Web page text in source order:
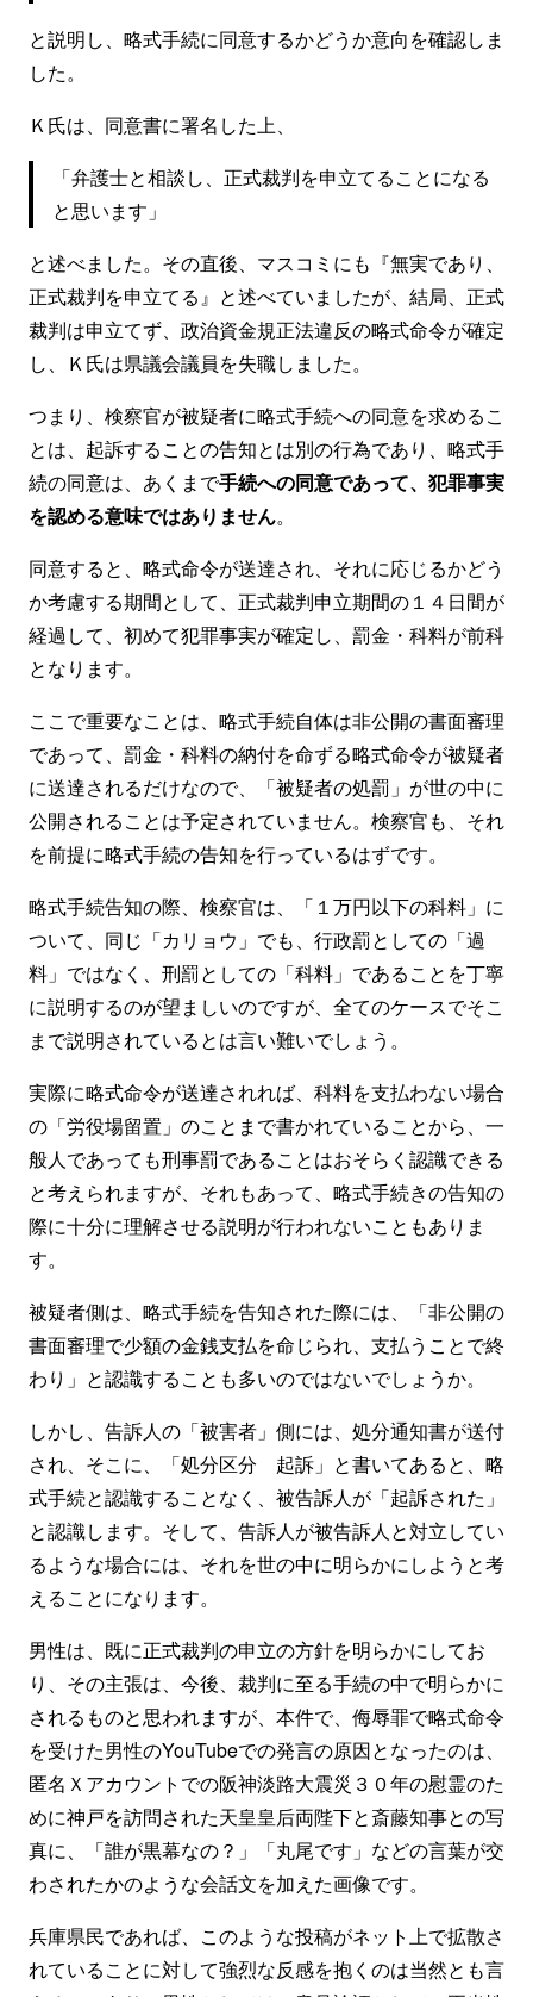
と説明し、略式手続に同意するかどうか意向を確認しま
した。
Ｋ氏は、同意書に署名した上、
「弁護士と相談し、正式裁判を申立てることになる
と思います」
と述べました。その直後、マスコミにも『無実であり、
正式裁判を申立てる』と述べていましたが、結局、正式
裁判は申立てず、政治資金規正法違反の略式命令が確定
し、Ｋ氏は県議会議員を失職しました。
つまり、検察官が被疑者に略式手続への同意を求めるこ
とは、起訴することの告知とは別の行為であり、略式手
続の同意は、あくまで手続への同意であって、犯罪事実
を認める意味ではありません。
同意すると、略式命令が送達され、それに応じるかどう
か考慮する期間として、正式裁判申立期間の１４日間が
経過して、初めて犯罪事実が確定し、罰金・科料が前科
となります。
ここで重要なことは、略式手続自体は非公開の書面審理
であって、罰金・科料の納付を命ずる略式命令が被疑者
に送達されるだけなので、「被疑者の処罰」が世の中に
公開されることは予定されていません。検察官も、それ
を前提に略式手続の告知を行っているはずです。
略式手続告知の際、検察官は、「１万円以下の科料」に
ついて、同じ「カリョウ」でも、行政罰としての「過
料」ではなく、刑罰としての「科料」であることを丁寧
に説明するのが望ましいのですが、全てのケースでそこ
まで説明されているとは言い難いでしょう。
実際に略式命令が送達されれば、科料を支払わない場合
の「労役場留置」のことまで書かれていることから、一
般人であっても刑事罰であることはおそらく認識できる
と考えられますが、それもあって、略式手続きの告知の
際に十分に理解させる説明が行われないこともありま
す。
被疑者側は、略式手続を告知された際には、「非公開の
書面審理で少額の金銭支払を命じられ、支払うことで終
わり」と認識することも多いのではないでしょうか。
しかし、告訴人の「被害者」側には、処分通知書が送付
され、そこに、「処分区分 起訴」と書いてあると、略
式手続と認識することなく、被告訴人が「起訴された」
と認識します。そして、告訴人が被告訴人と対立してい
るような場合には、それを世の中に明らかにしようと考
えることになります。
男性は、既に正式裁判の申立の方針を明らかにしてお
り、その主張は、今後、裁判に至る手続の中で明らかに
されるものと思われますが、本件で、侮辱罪で略式命令
を受けた男性のYouTubeでの発言の原因となったのは、
匿名Ｘアカウントでの阪神淡路大震災３０年の慰霊のた
めに神戸を訪問された天皇皇后両陛下と斎藤知事との写
真に、「誰が黒幕なの？」「丸尾です」などの言葉が交
わされたかのような会話文を加えた画像です。
兵庫県民であれば、このような投稿がネット上で拡散さ
れていることに対して強烈な反感を抱くのは当然とも言